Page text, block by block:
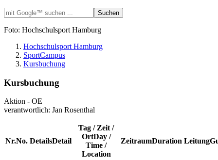
Foto: Hochschulsport Hamburg
Hochschulsport Hamburg
SportCampus
Kursbuchung
Kursbuchung
Aktion - OE
verantwortlich: Jan Rosenthal
Nr.No. DetailsDetail
Tag / Zeit /
OrtDay /
Time /
Location
ZeitraumDuration Leitung